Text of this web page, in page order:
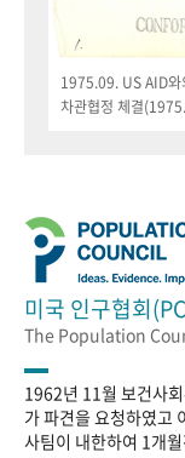
1975.09. US AID와
차관협정 체결
미국 인구협회
The Population
1962년 11월 보건사
가 파견을 요청하였고
사팀이 내한하여 1개